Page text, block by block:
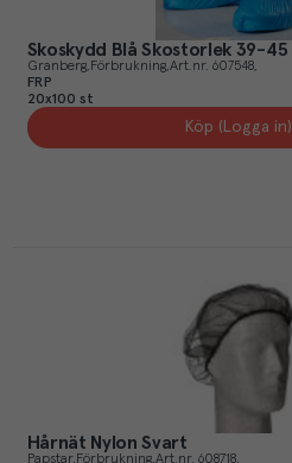
Skoskydd Blå Skostorlek 39-45
Granberg Förbrukning Art.nr. 607548
FRP
20x100 st
Köp (Logga in)
Hårnät Nylon Svart
Papstar Förbrukning Art.nr. 608718